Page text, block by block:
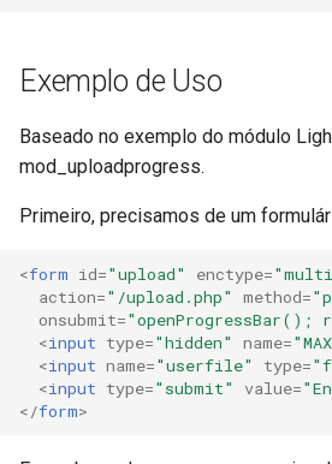
Exemplo de Uso
Baseado no exemplo do módulo
mod_uploadprogress.
Primeiro, precisamos de um
<form id="upload" enctype=
action="/upload.php" method=
onsubmit="openProgressBar();
<input type="hidden" name=
<input name="userfile" type=
<input type="submit" value=
</form>